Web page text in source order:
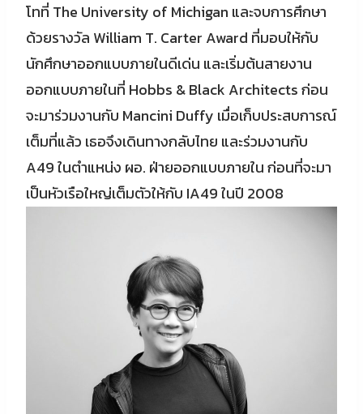
โทที่ The University of Michigan และจบการศึกษา
ด้วยรางวัล William T. Carter Award ที่มอบให้กับ
นักศึกษาออกแบบภายในดีเด่น และเริ่มต้นสายงาน
ออกแบบภายในที่ Hobbs & Black Architects ก่อน
จะมาร่วมงานกับ Mancini Duffy เมื่อเก็บประสบการณ์
เต็มที่แล้ว เธอจึงเดินทางกลับไทย และร่วมงานกับ
A49 ในตำแหน่ง ผอ. ฝ่ายออกแบบภายใน ก่อนที่จะมา
เป็นหัวเรือใหญ่เต็มตัวให้กับ IA49 ในปี 2008